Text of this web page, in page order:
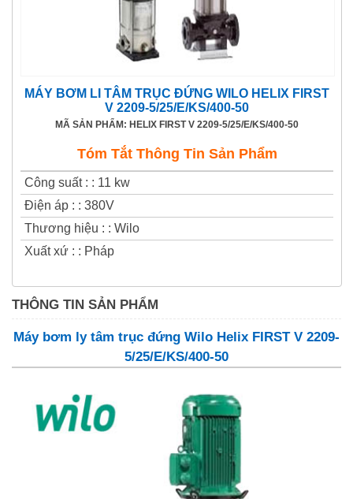
MÁY BƠM LI TÂM TRỤC ĐỨNG WILO HELIX FIRST
V 2209-5/25/E/KS/400-50
MÃ SẢN PHẨM: HELIX FIRST V 2209-5/25/E/KS/400-50
Tóm Tắt Thông Tin Sản Phẩm
Công suất : : 11 kw
Điện áp : : 380V
Thương hiệu : : Wilo
Xuất xứ : : Pháp
THÔNG TIN SẢN PHẨM
Máy bơm ly tâm trục đứng Wilo Helix FIRST V 2209-
5/25/E/KS/400-50